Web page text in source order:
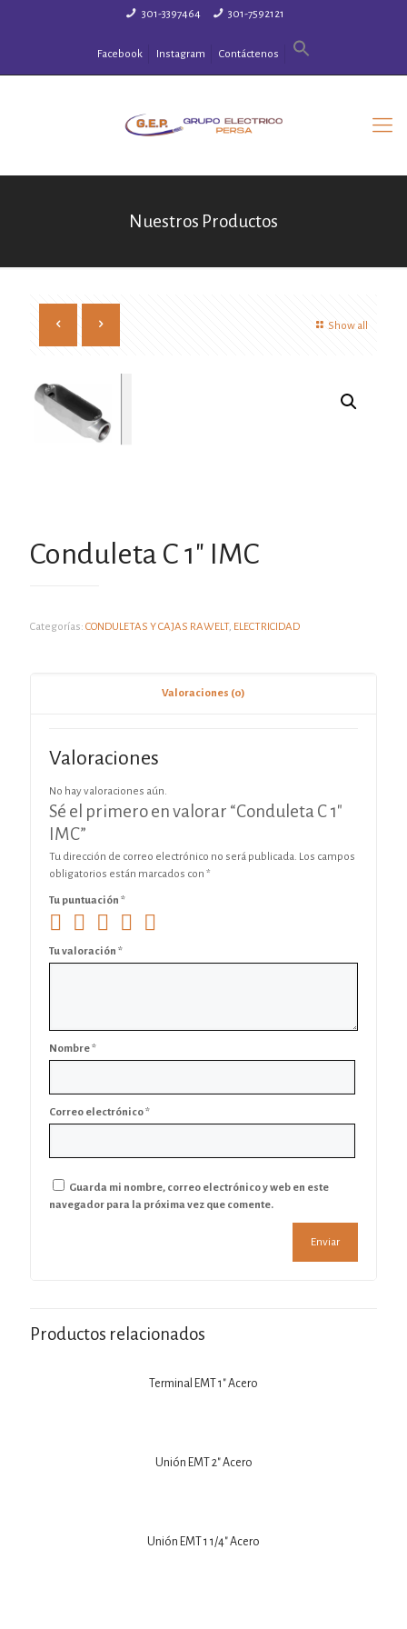
301-3397464 301-7592121
Facebook Instagram Contáctenos
Nuestros Productos
Show all
Conduleta C 1″ IMC
Categorías: CONDULETAS Y CAJAS RAWELT, ELECTRICIDAD
Valoraciones (0)
Valoraciones
No hay valoraciones aún.
Sé el primero en valorar “Conduleta C 1″
IMC”
Tu dirección de correo electrónico no será publicada. Los campos
obligatorios están marcados con *
Tu puntuación *
Tu valoración *
Nombre*
Correo electrónico*
Guarda mi nombre, correo electrónico y web en este
navegador para la próxima vez que comente.
Productos relacionados
Terminal EMT 1″ Acero
Unión EMT 2″ Acero
Unión EMT 1 1/4″ Acero